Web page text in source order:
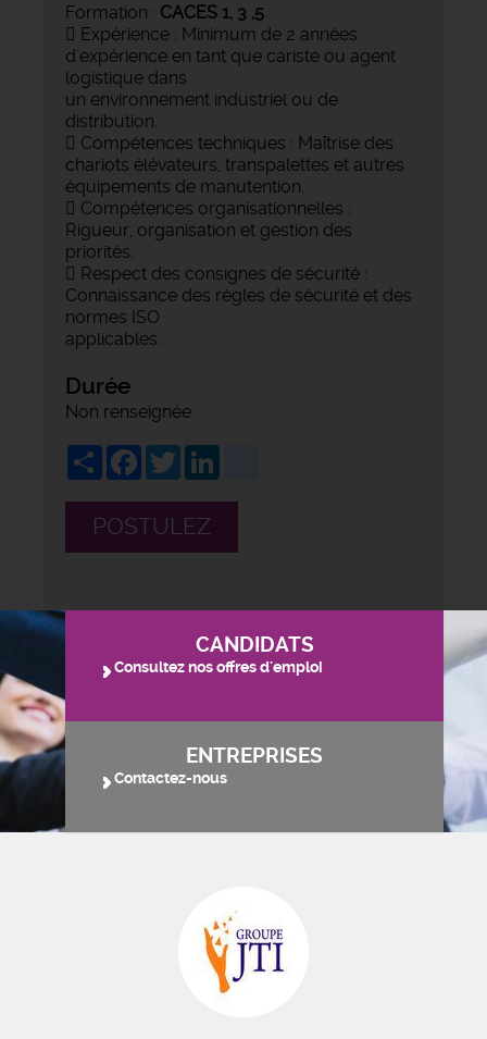
Formation : CACES 1, 3 ,5
 Expérience : Minimum de 2 années
d'expérience en tant que cariste ou agent
logistique dans
un environnement industriel ou de
distribution.
 Compétences techniques : Maîtrise des
chariots élévateurs, transpalettes et autres
équipements de manutention.
 Compétences organisationnelles :
Rigueur, organisation et gestion des
priorités.
 Respect des consignes de sécurité :
Connaissance des règles de sécurité et des
normes ISO
applicables.
Durée
Non renseignée
ShareFacebook
Twitter
POSTULEZ
CANDIDATS
Consultez nos offres d'emploi
ENTREPRISES
Contactez-nous